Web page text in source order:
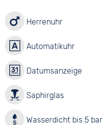
Herrenuhr
Automatikuhr
Datumsanzeige
Saphirglas
Wasserdicht bis 5 bar